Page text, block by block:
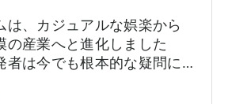
は、カジュアルな娯楽から
の産業へと進化しました
者は今でも根本的な疑問に
を上げるのか?」という問